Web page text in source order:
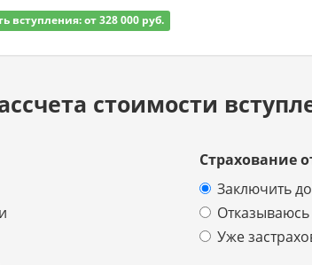
вступления: от 328 000 руб.
стоимости
Страхование
Заключить
Отказываюсь
Уже